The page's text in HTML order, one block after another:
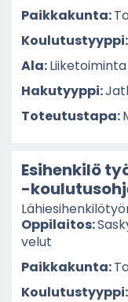
Paik­ka­kun­ta:
Kou­lu­tus­tyyp­pi:
Ala:
Ha­ku­tyyp­pi:
To­teu­tus­ta­pa:
Esi­hen­ki­lö
-​
Op­pi­lai­tos:
ve­lut
Paik­ka­kun­ta:
Kou­lu­tus­tyyp­pi: